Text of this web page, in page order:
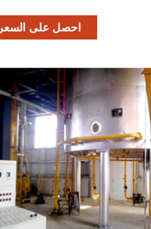
احصل على السعر